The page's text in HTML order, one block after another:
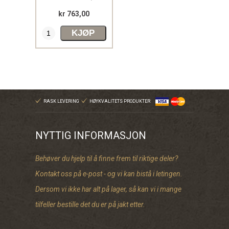
kr 763,00
KJØP
RASK LEVERING HØYKVALITETS PRODUKTER
NYTTIG INFORMASJON
Behøver du hjelp til å finne frem til riktige deler?
Kontakt oss på e-post - og vi kan bistå i letingen.
Dersom vi ikke har alt på lager, så kan vi i mange
tilfeller bestille det du er på jakt etter.